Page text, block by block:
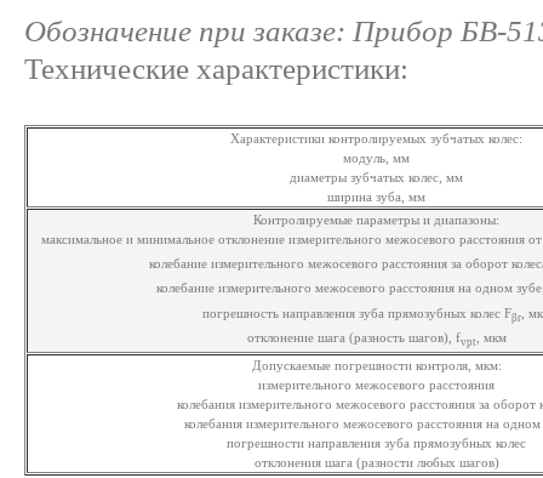
Обозначение при заказе: Прибор БВ-
Технические характеристики:
Характеристики контролируемых зубчатых колес:
модуль, мм
диаметры зубчатых колес, мм
ширина зуба, мм
Контролируемые параметры и диапазоны:
максимальное и минимальное отклонение измерительного межосевого расстояния
колебание измерительного межосевого расстояния за оборот
колебание измерительного межосевого расстояния на одном
погрешность направления зуба прямозубных колес Fβr,
отклонение шага (разность шагов), fvpt
, мкм
Допускаемые погрешности контроля, мкм:
измерительного межосевого расстояния
колебания измерительного межосевого расстояния за оборот
колебания измерительного межосевого расстояния на одном
погрешности направления зуба прямозубных колес
отклонения шага (разности любых шагов)